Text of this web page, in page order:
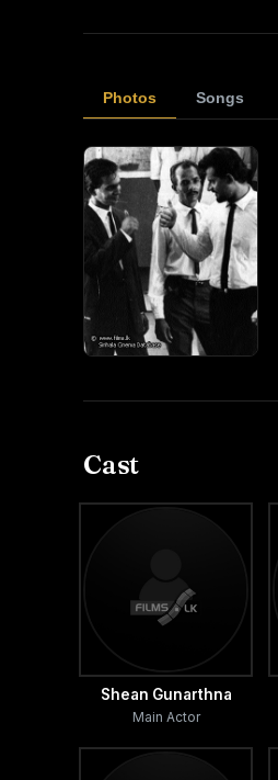
Photos Songs
Cast
Shean Gunarthna
Main Actor